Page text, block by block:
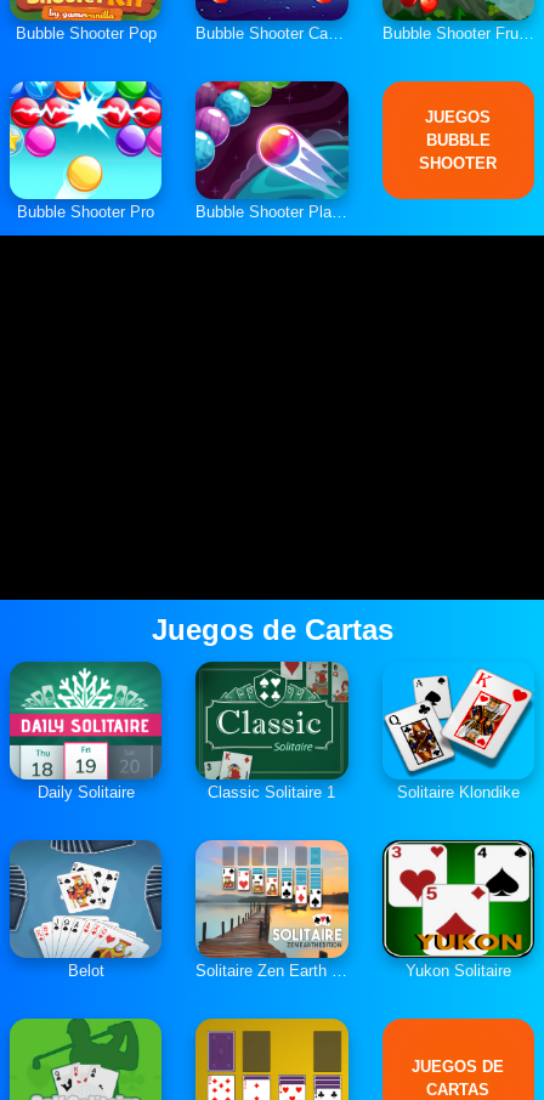
Bubble Shooter Pop Bubble Shooter Candies Bubble Shooter Fruits Wheel
Bubble Shooter Pro Bubble Shooter Planets
JUEGOS
BUBBLE
SHOOTER
Juegos de Cartas
Daily Solitaire Classic Solitaire 1 Solitaire Klondike
Belot Solitaire Zen Earth Edition Yukon Solitaire
JUEGOS DE
CARTAS